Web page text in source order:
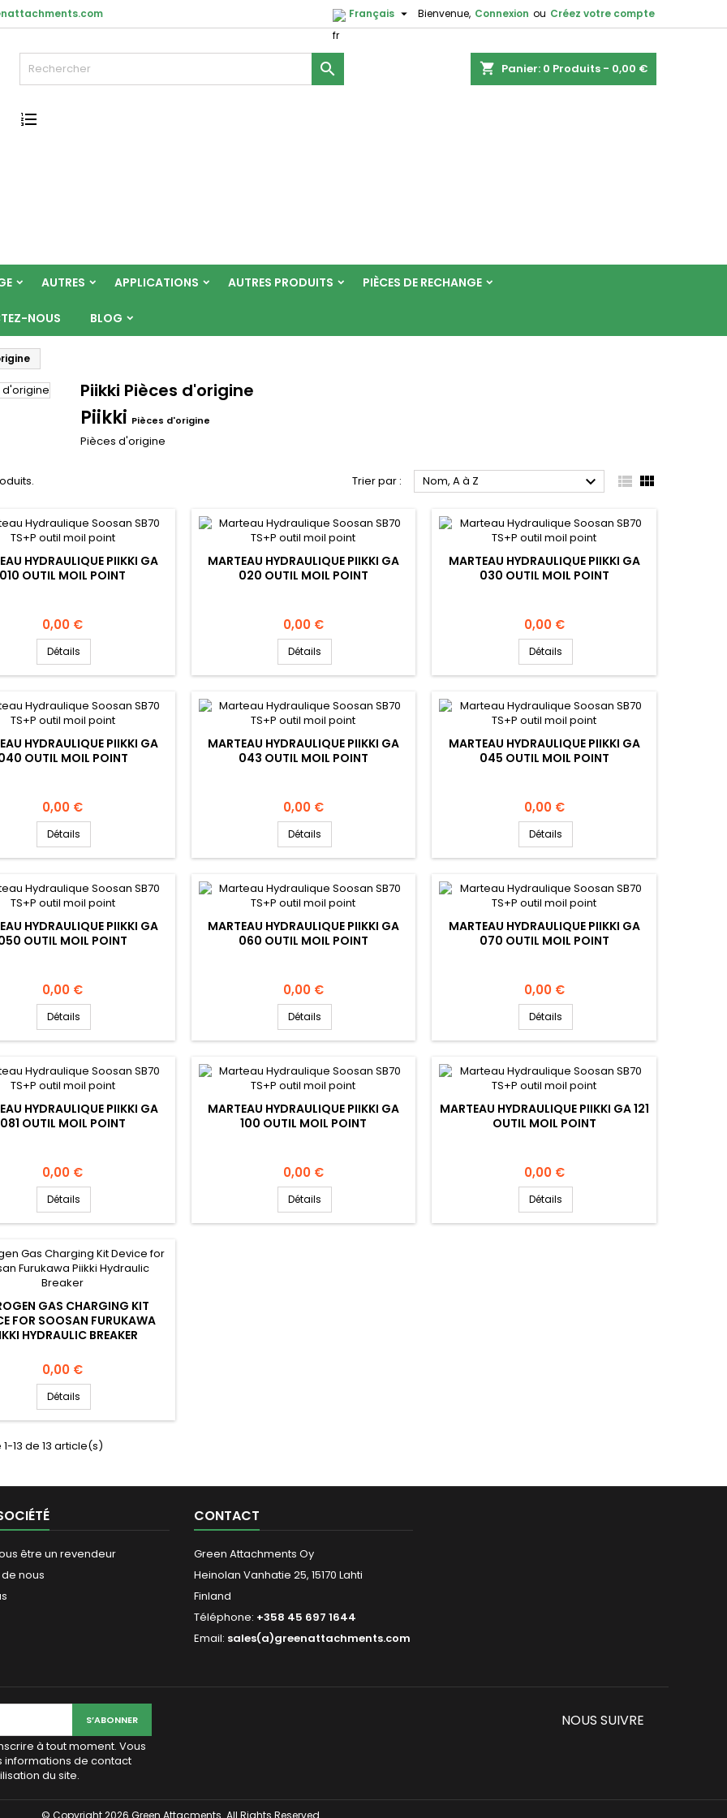
Bienvenue, Connexion ou Créez votre compte
Français 
shopping_cart Panier: 0 Produits - 0,00 €

AUTRES APPLICATIONS AUTRES PRODUITS PIÈCES DE RECHANGE
NOUS BLOG
Piikki Pièces d'origine
Piikki Pièces d'origine
Pièces d'origine
Trier par : Nom, A à Z   
HYDRAULIQUE PIIKKI GA
010 OUTIL MOIL POINT
Prix
0,00 €
Détails
MARTEAU HYDRAULIQUE PIIKKI GA
020 OUTIL MOIL POINT
Prix
0,00 €
Détails
MARTEAU HYDRAULIQUE PIIKKI GA
030 OUTIL MOIL POINT
Prix
0,00 €
Détails
HYDRAULIQUE PIIKKI GA
OUTIL MOIL POINT
Prix
0,00 €
Détails
MARTEAU HYDRAULIQUE PIIKKI GA
043 OUTIL MOIL POINT
Prix
0,00 €
Détails
MARTEAU HYDRAULIQUE PIIKKI GA
045 OUTIL MOIL POINT
Prix
0,00 €
Détails
HYDRAULIQUE PIIKKI GA
OUTIL MOIL POINT
Prix
0,00 €
Détails
MARTEAU HYDRAULIQUE PIIKKI GA
060 OUTIL MOIL POINT
Prix
0,00 €
Détails
MARTEAU HYDRAULIQUE PIIKKI GA
070 OUTIL MOIL POINT
Prix
0,00 €
Détails
HYDRAULIQUE PIIKKI GA
081 OUTIL MOIL POINT
Prix
0,00 €
Détails
MARTEAU HYDRAULIQUE PIIKKI GA
100 OUTIL MOIL POINT
Prix
0,00 €
Détails
MARTEAU HYDRAULIQUE PIIKKI GA 121
OUTIL MOIL POINT
Prix
0,00 €
Détails
GAS CHARGING KIT
FOR SOOSAN FURUKAWA
HYDRAULIC BREAKER
Prix
0,00 €
Détails
13 de 13 article(s)
être un revendeur
nous
CONTACT
Green Attachments Oy
Heinolan Vanhatie 25, 15170 Lahti
Finland
Téléphone: +358 45 697 1644
Email: sales(a)greenattachments.com
à tout moment. Vous
informations de contact
du site.
NOUS SUIVRE
© Copyright 2026 Green Attacments. All Rights Reserved.